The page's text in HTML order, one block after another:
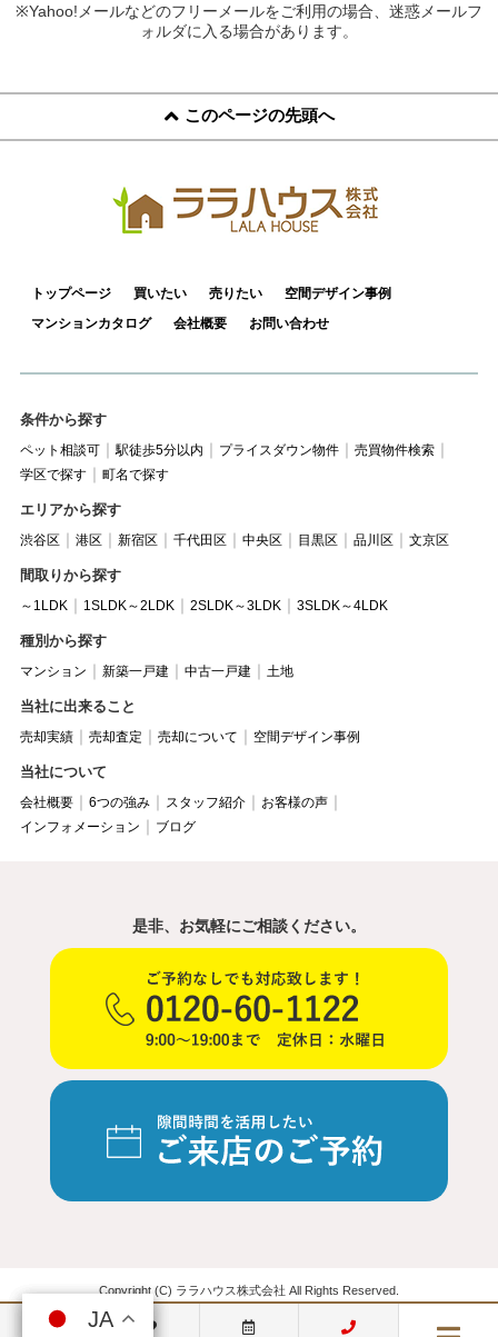
JA
JA
※Yahoo!メールなどのフリーメールをご利用の場合、迷惑メールフ
ォルダに入る場合があります。
このページの先頭へ
トップページ 買いたい 売りたい
空間デザイン事例
マンションカタログ
会社概要 お問い合わせ
条件から探す
ペット相談可 駅徒歩5分以内 プライスダウン物件
売買物件検索
学区で探す
町名で探す
エリアから探す
渋谷区 港区 新宿区 千代田区 中央区 目黒区 品川区 文京区
間取りから探す
～1LDK 1SLDK～2LDK 2SLDK～3LDK 3SLDK～4LDK
種別から探す
マンション 新築一戸建 中古一戸建 土地
当社に出来ること
売却実績 売却査定 売却について 空間デザイン事例
当社について
会社概要 6つの強み スタッフ紹介
お客様の声
インフォメーション
ブログ
是非、お気軽にご相談ください。
Copyright (C) ララハウス株式会社 All Rights Reserved.
JA
JA